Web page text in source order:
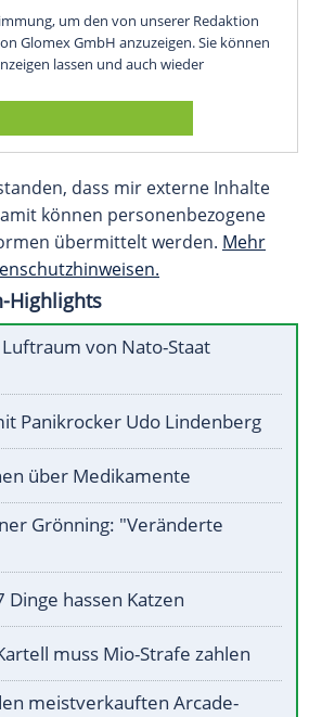
um den von unserer Redaktion
Glomex GmbH anzuzeigen. Sie können
lassen und auch wieder
dass mir externe Inhalte
können personenbezogene
übermittelt werden. Mehr
Highlights
von Nato-Staat
Panikrocker Udo Lindenberg
über Medikamente
Grönning: "Veränderte
Dinge hassen Katzen
muss Mio-Strafe zahlen
meistverkauften Arcade-